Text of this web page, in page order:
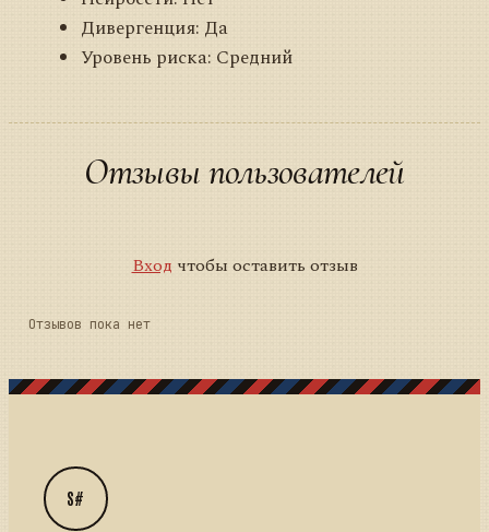
Дивергенция: Да
Уровень риска: Средний
Отзывы пользователей
Вход чтобы оставить отзыв
Отзывов пока нет
S#